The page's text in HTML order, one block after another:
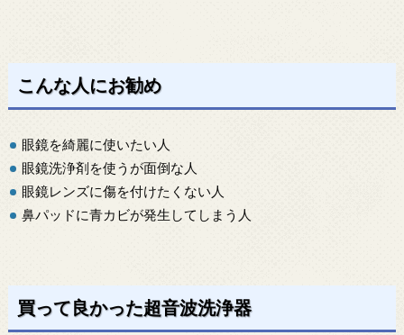
こんな人にお勧め
眼鏡を綺麗に使いたい人
眼鏡洗浄剤を使うが面倒な人
眼鏡レンズに傷を付けたくない人
鼻パッドに青カビが発生してしまう人
買って良かった超音波洗浄器